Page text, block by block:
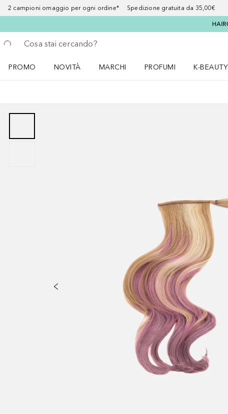
2 campioni omaggio per ogni ordine* Spedizione gratuita da 35,00€
Torna indietro
Esegui ricerca
PROMO
NOVITÀ
MARCHI
PROFUMI
K-BEAUTY